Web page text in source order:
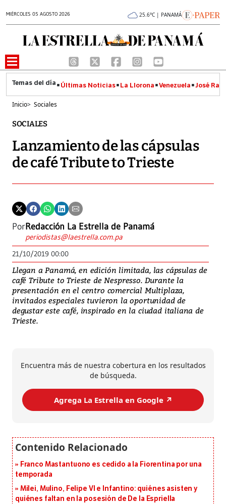
MIÉRCOLES 05 AGOSTO 2026 25.6°C | PANAMÁ
Últimas Noticias La Llorona Venezuela José
Inicio> Sociales
SOCIALES
Lanzamiento de las cápsulas
de café Tribute to Trieste
PorRedacción La Estrella de Panamá
periodistas@laestrella.com.pa
21/10/2019 00:00
Llegan a Panamá, en edición limitada, las cápsulas de
café Tribute to Trieste de Nespresso. Durante la
presentación en el centro comercial Multiplaza,
invitados especiales tuvieron la oportunidad de
degustar este café, inspirado en la ciudad italiana de
Trieste.
Encuentra más de nuestra cobertura en los resultados
de búsqueda.
Agrega La Estrella en Google ↗️
Franco Mastantuono es cedido a la Fiorentina por una
temporada
Milei, Mulino, Felipe VI e Infantino: quiénes asisten y
quiénes faltan en la posesión de De la Espriella